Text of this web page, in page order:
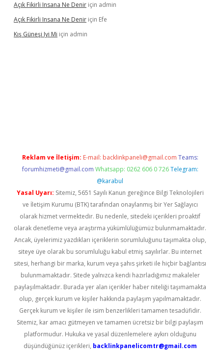
Açık Fikirli Insana Ne Denir için admin
Açık Fikirli Insana Ne Denir için Efe
Kış Güneşi Iyi Mi için admin
Reklam ve İletişim: E-mail: backlinkpaneli@gmail.com Teams:
forumhizmeti@gmail.com Whatsapp: 0262 606 0 726 Telegram:
@karabul
Yasal Uyarı: Sitemiz, 5651 Sayılı Kanun gereğince Bilgi Teknolojileri
ve İletişim Kurumu (BTK) tarafından onaylanmış bir Yer Sağlayıcı
olarak hizmet vermektedir. Bu nedenle, sitedeki içerikleri proaktif
olarak denetleme veya araştırma yükümlülüğümüz bulunmamaktadır.
Ancak, üyelerimiz yazdıkları içeriklerin sorumluluğunu taşımakta olup,
siteye üye olarak bu sorumluluğu kabul etmiş sayılırlar. Bu internet
sitesi, herhangi bir marka, kurum veya şahıs şirketi ile hiçbir bağlantısı
bulunmamaktadır. Sitede yalnızca kendi hazırladığımız makaleler
paylaşılmaktadır. Burada yer alan içerikler haber niteliği taşımamakta
olup, gerçek kurum ve kişiler hakkında paylaşım yapılmamaktadır.
Gerçek kurum ve kişiler ile isim benzerlikleri tamamen tesadüfidir.
Sitemiz, kar amacı gütmeyen ve tamamen ücretsiz bir bilgi paylaşım
platformudur. Hukuka ve yasal düzenlemelere aykırı olduğunu
düşündüğünüz içerikleri, backlinkpanelicomtr@gmail.com